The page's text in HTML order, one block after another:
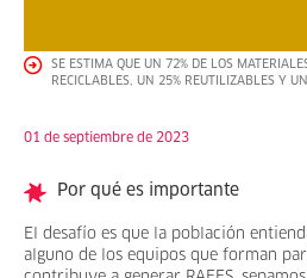
SE ESTIMA QUE UN 72% DE LOS
RECICLABLES, UN 25% REUTILIZABLES Y
01 de septiembre de 2023
Por qué es importante
El desafío es que la población
alguno de los equipos que forman